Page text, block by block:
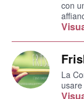
con
La